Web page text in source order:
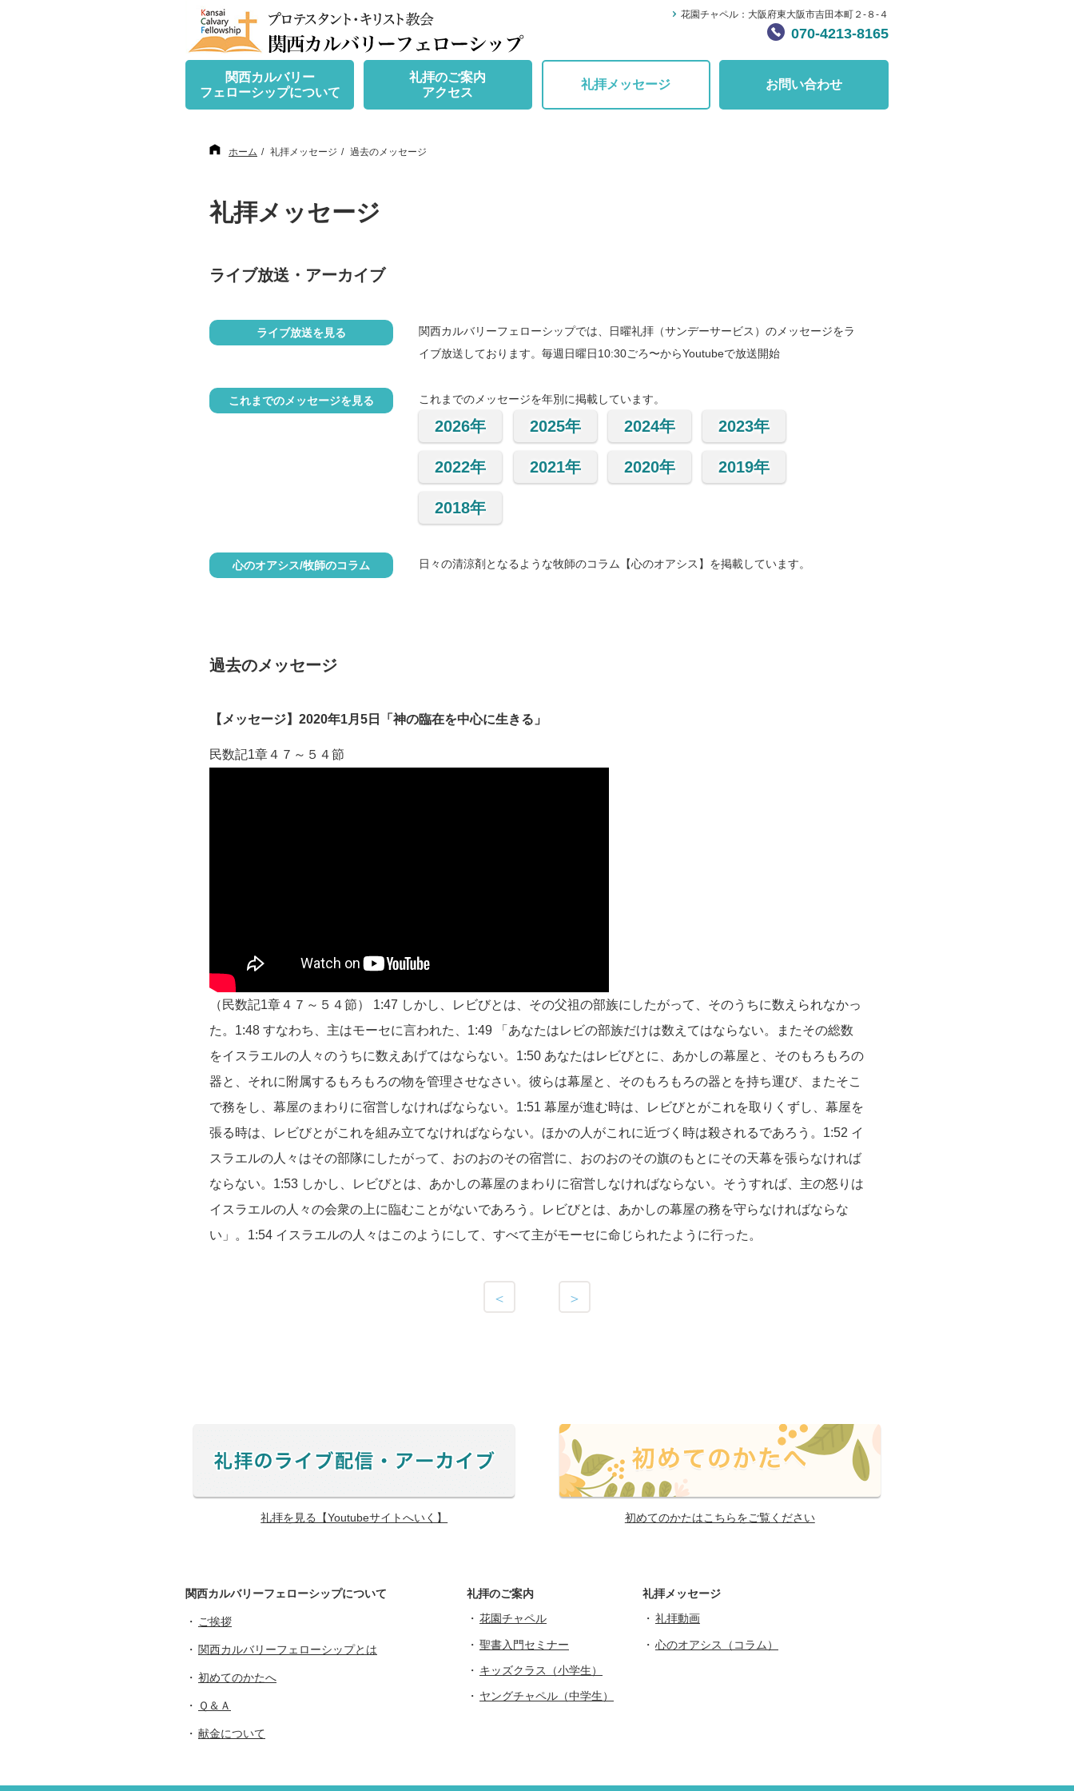
花園チャペル：大阪府東大阪市吉田本町２-８-４
070-4213-8165
関西カルバリー
フェローシップについて
礼拝のご案内
アクセス
礼拝メッセージ お問い合わせ
ホーム 礼拝メッセージ 過去のメッセージ
礼拝メッセージ
ライブ放送・アーカイブ
ライブ放送を見る
関西カルバリーフェローシップでは、日曜礼拝（サンデーサービス）のメッセージをラ
イブ放送しております。毎週日曜日10:30ごろ〜からYoutubeで放送開始
これまでのメッセージを見る これまでのメッセージを年別に掲載しています。
2026年 2025年 2024年 2023年
2022年 2021年 2020年 2019年
2018年
心のオアシス/牧師のコラム 日々の清涼剤となるような牧師のコラム【心のオアシス】を掲載しています。
過去のメッセージ
【メッセージ】2020年1月5日「神の臨在を中心に生きる」
民数記1章４７～５４節
（民数記1章４７～５４節） 1:47 しかし、レビびとは、その父祖の部族にしたがって、そのうちに数えられなかっ
た。1:48 すなわち、主はモーセに言われた、1:49 「あなたはレビの部族だけは数えてはならない。またその総数
をイスラエルの人々のうちに数えあげてはならない。1:50 あなたはレビびとに、あかしの幕屋と、そのもろもろの
器と、それに附属するもろもろの物を管理させなさい。彼らは幕屋と、そのもろもろの器とを持ち運び、またそこ
で務をし、幕屋のまわりに宿営しなければならない。1:51 幕屋が進む時は、レビびとがこれを取りくずし、幕屋を
張る時は、レビびとがこれを組み立てなければならない。ほかの人がこれに近づく時は殺されるであろう。1:52 イ
スラエルの人々はその部隊にしたがって、おのおのその宿営に、おのおのその旗のもとにその天幕を張らなければ
ならない。1:53 しかし、レビびとは、あかしの幕屋のまわりに宿営しなければならない。そうすれば、主の怒りは
イスラエルの人々の会衆の上に臨むことがないであろう。レビびとは、あかしの幕屋の務を守らなければならな
い」。1:54 イスラエルの人々はこのようにして、すべて主がモーセに命じられたように行った。
＜ ＞
礼拝を見る【Youtubeサイトへいく】 初めてのかたはこちらをご覧ください
関西カルバリーフェローシップについて
ご挨拶
関西カルバリーフェローシップとは
初めてのかたへ
Ｑ＆Ａ
献金について
礼拝のご案内
花園チャペル
聖書入門セミナー
キッズクラス（小学生）
ヤングチャペル（中学生）
礼拝メッセージ
礼拝動画
心のオアシス（コラム）